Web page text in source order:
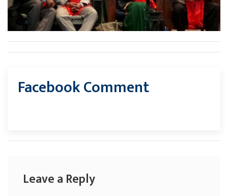
Facebook Comment
Leave a Reply